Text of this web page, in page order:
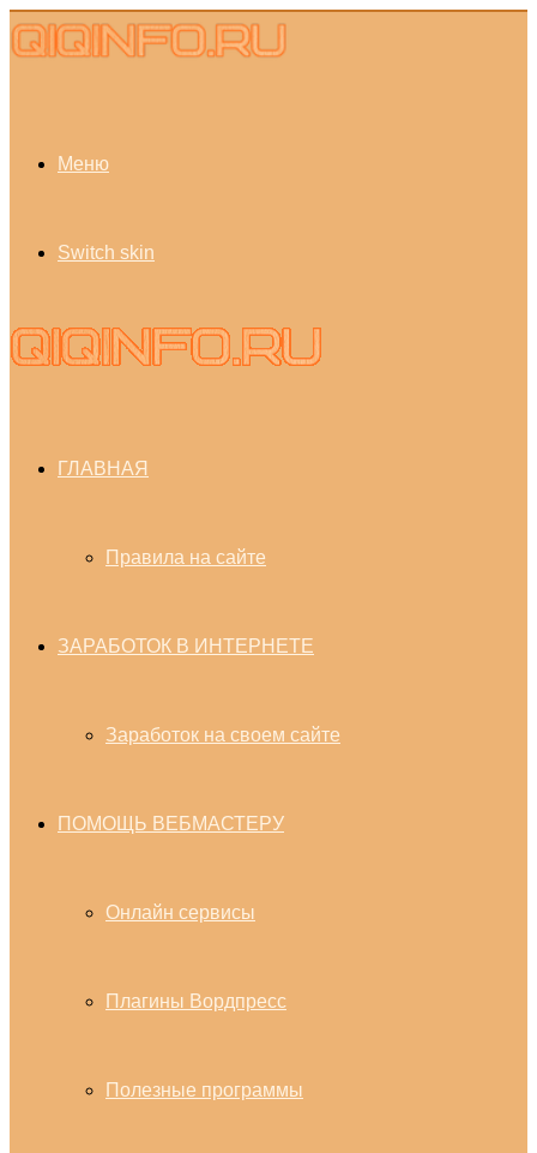
Меню
Switch skin
ГЛАВНАЯ
Правила на сайте
ЗАРАБОТОК В ИНТЕРНЕТЕ
Заработок на своем сайте
ПОМОЩЬ ВЕБМАСТЕРУ
Онлайн сервисы
Плагины Вордпресс
Полезные программы